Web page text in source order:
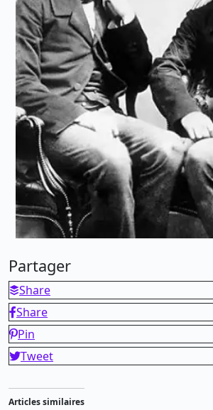
Partager
Share
Share
Pin
Tweet
Articles similaires